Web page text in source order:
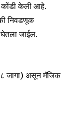
on our website
we respect
information is
कोंडी केली आहे.
निवडणूक
घेतला जाईल.
जागा) असून मॅजिक